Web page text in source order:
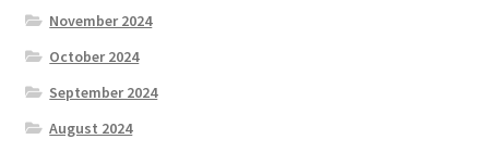
November 2024
October 2024
September 2024
August 2024